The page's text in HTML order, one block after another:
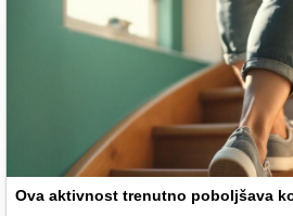
Ova aktivnost trenutno poboljšava